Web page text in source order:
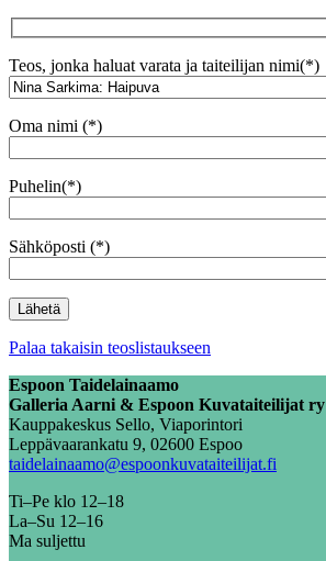
Teos, jonka haluat varata ja taiteilijan nimi(*)
Oma nimi (*)
Puhelin(*)
Sähköposti (*)
Palaa takaisin teoslistaukseen
Espoon Taidelainaamo
Galleria Aarni & Espoon Kuvataiteilijat ry
Kauppakeskus Sello, Viaporintori
Leppävaarankatu 9, 02600 Espoo
taidelainaamo@espoonkuvataiteilijat.fi
Ti–Pe klo 12–18
La–Su 12–16
Ma suljettu